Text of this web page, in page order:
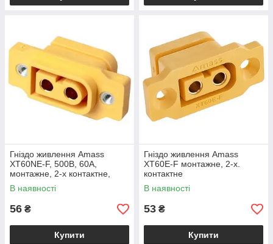
Гніздо живлення Amass
XT60NE-F, 500В, 60А,
монтажне, 2-х контактне,
жовтий
В наявності
56 ₴
Купити
Гніздо живлення Amass
XT60E-F монтажне, 2-х.
контактне
В наявності
53 ₴
Купити